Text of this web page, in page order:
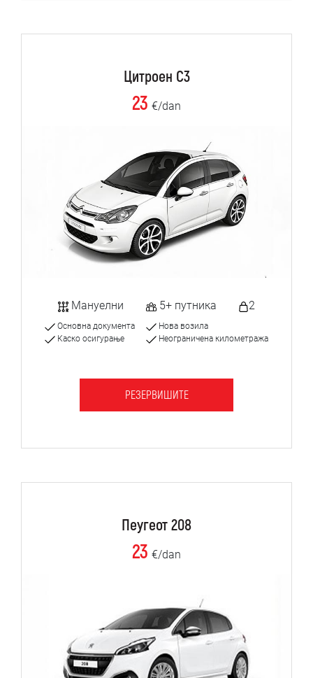
Цитроен C3
23 €/dan
Мануелни 5+ путника 2
Основна документа
Каско осигурање
Нова возила
Неограничена километража
РЕЗЕРВИШИТЕ
Пеугеот 208
23 €/dan